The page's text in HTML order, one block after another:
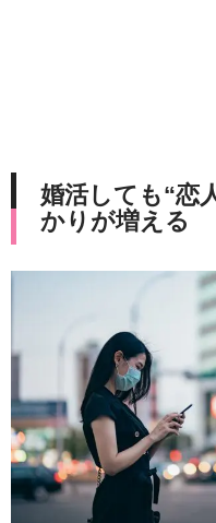
婚活しても“恋
かりが増える